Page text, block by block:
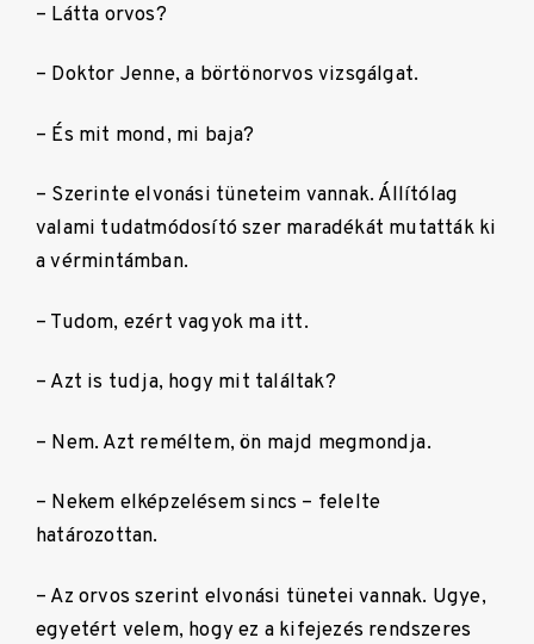
– Látta orvos?
– Doktor Jenne, a börtönorvos vizsgálgat.
– És mit mond, mi baja?
– Szerinte elvonási tüneteim vannak. Állítólag
valami tudatmódosító szer maradékát mutatták ki
a vérmintámban.
– Tudom, ezért vagyok ma itt.
– Azt is tudja, hogy mit találtak?
– Nem. Azt reméltem, ön majd megmondja.
– Nekem elképzelésem sincs – felelte
határozottan.
– Az orvos szerint elvonási tünetei vannak. Ugye,
egyetért velem, hogy ez a kifejezés rendszeres